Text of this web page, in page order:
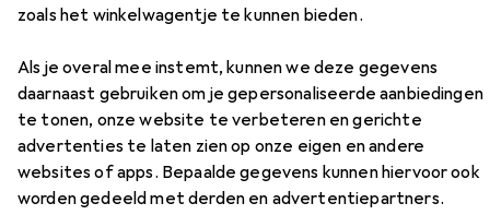
zoals het winkelwagentje te kunnen bieden.
Als je overal mee instemt, kunnen we deze gegevens
daarnaast gebruiken om je gepersonaliseerde aanbiedingen
te tonen, onze website te verbeteren en gerichte
advertenties te laten zien op onze eigen en andere
websites of apps. Bepaalde gegevens kunnen hiervoor ook
worden gedeeld met derden en advertentiepartners.
Accessoires voor XR Brands
Violette Bloem Gem
Vind passende accessoires voor de XR Brands Violette
Bloem Gem uit de categorieën Smeermiddelen en Anale
douche.